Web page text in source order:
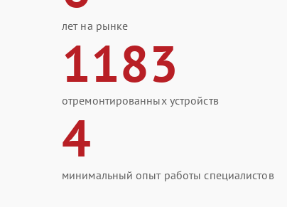
лет на рынке
1183
отремонтированных устройств
4
минимальный опыт работы специалистов